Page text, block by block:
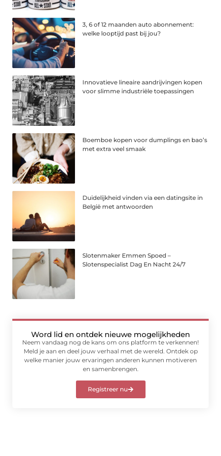
3, 6 of 12 maanden auto abonnement:
welke looptijd past bij jou?
Innovatieve lineaire aandrijvingen kopen
voor slimme industriële toepassingen
Boemboe kopen voor dumplings en bao’s
met extra veel smaak
Duidelijkheid vinden via een datingsite in
België met antwoorden
Slotenmaker Emmen Spoed –
Slotenspecialist Dag En Nacht 24/7
Word lid en ontdek nieuwe mogelijkheden
Neem vandaag nog de kans om ons platform te verkennen!
Meld je aan en deel jouw verhaal met de wereld. Ontdek op
welke manier jouw ervaringen anderen kunnen motiveren
en samenbrengen.
Registreer nu